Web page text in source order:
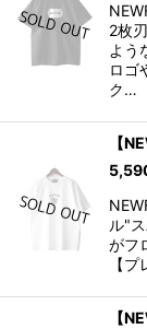
2枚
よう
ロゴ
ク…
【
ル"
がフ
【
【